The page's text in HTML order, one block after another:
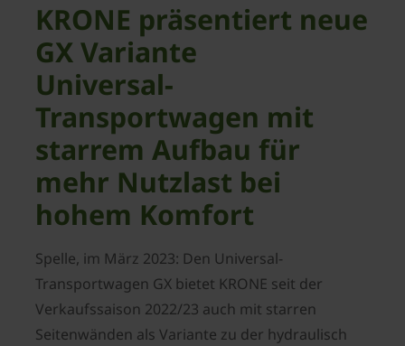
KRONE präsentiert neue
GX Variante
Universal-
Transportwagen mit
starrem Aufbau für
mehr Nutzlast bei
hohem Komfort
Spelle, im März 2023: Den Universal-
Transportwagen GX bietet KRONE seit der
Verkaufssaison 2022/23 auch mit starren
Seitenwänden als Variante zu der hydraulisch